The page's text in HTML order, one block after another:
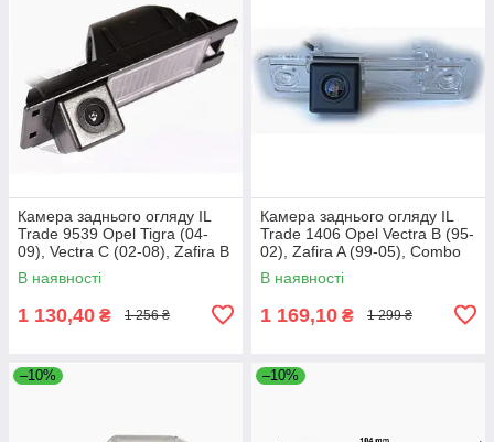
Камера заднього огляду IL
Trade 9539 Opel Tigra (04-
09), Vectra C (02-08), Zafira B
(05-14), Astra (H) (04-10),
В наявності
1 130,40 ₴ 1 256 ₴
Камера заднього огляду IL
Trade 1406 Opel Vectra B (95-
02), Zafira A (99-05), Combo
(C) (01-11), Corsa (B)
В наявності
1 169,10 ₴ 1 299 ₴
–10% –10%